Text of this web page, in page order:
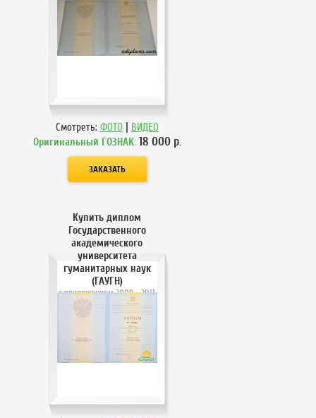
Смотреть: ФОТО | ВИДЕО
Оригинальный ГОЗНАК: 18 000р.
Купить диплом
Государственного
академического
университета
гуманитарных наук
(ГАУГН)
с приложением 2009 - 2011